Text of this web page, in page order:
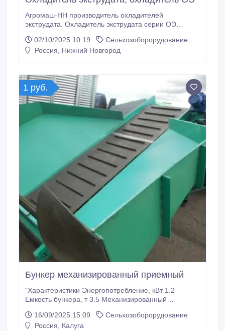
Агромаш-НН производитель охладителей
экструдата. Охладитель экструдата серии ОЭ
охлаждения экструдированного материала,
полученного в ходе работы экструдера. Охладитель
экструдате.
02/10/2025 10:19
Сельхозоборорудование
Россия, Нижний Новгород
1 руб.
Бункер механизированный приемный
"Характеристики Энергопотребление, кВт 1.2
Емкость бункера, т 3.5 Механизированный
картофеля, либо других корнеплодов для
последующей подачи на сортировальные машины,
16/09/2025 15:09
Сельхозоборорудование
Россия, Калуга